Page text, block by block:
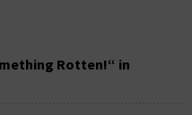
Rotten!“ in